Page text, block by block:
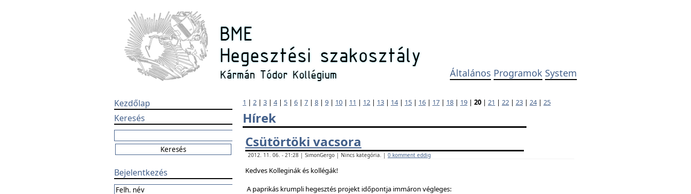
Általános Programok System
Kezdőlap
Keresés
Bejelentkezés
1 | 2 | 3 | 4| 5 | 6 | 7 | 8 | 9 | 10 | 11 | 12 | 13 | 14| 15 | 16 | 17 | 18 | 19 | 20 | 21 | 22 | 23 | 24| 25
Hírek
Csütörtöki vacsora
2012. 11. 06. - 21:28 | SimonGergo | Nincs kategória. | 0 komment eddig
Kedves Kolleginák és kollégák!
A paprikás krumpli hegesztés projekt időpontja immáron végleges: